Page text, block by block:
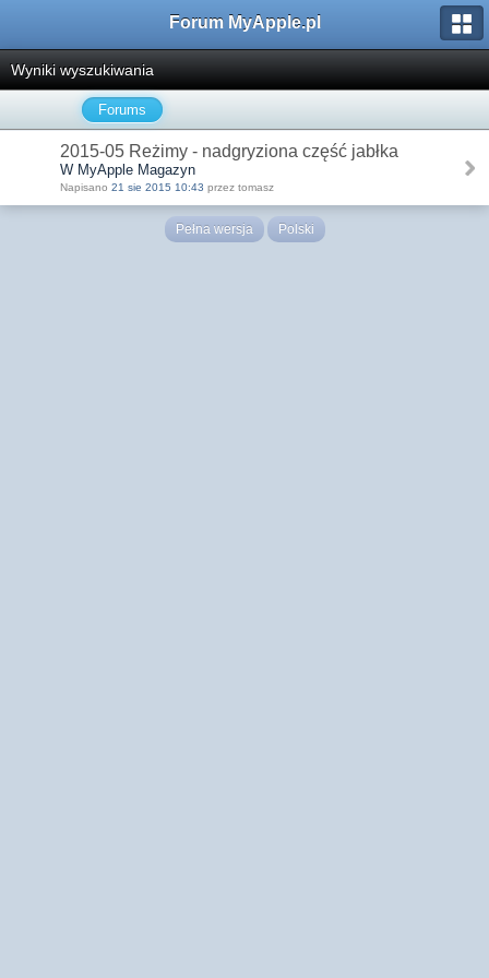
Forum MyApple.pl
Wyniki wyszukiwania
Forums
2015-05 Reżimy - nadgryziona część jabłka
W MyApple Magazyn
Napisano 21 sie 2015 10:43 przez tomasz
Pełna wersja Polski